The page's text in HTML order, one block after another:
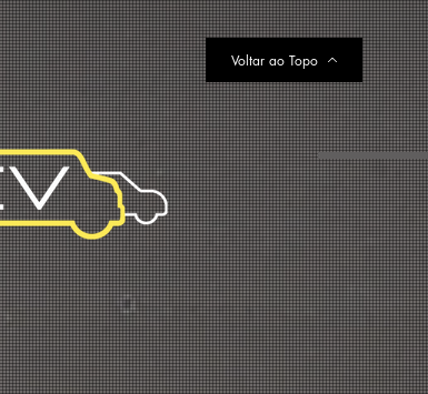
reduzir custos (+ case)
Voltar ao Topo